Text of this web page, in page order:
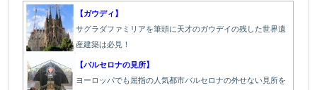
【ガウディ】
サグラダファミリアを筆頭に天才のガウデイの残した世界遺
産建築は必見！
【バルセロナの見所】
ヨーロッパでも屈指の人気都市バルセロナの外せない見所を